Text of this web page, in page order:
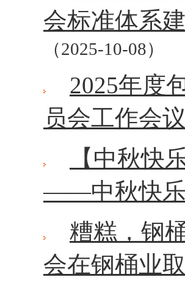
会标准体系
（2025-10-08）
2025年度
员会工作会
【中秋快
——中秋快
糟糕，钢
会在钢桶业